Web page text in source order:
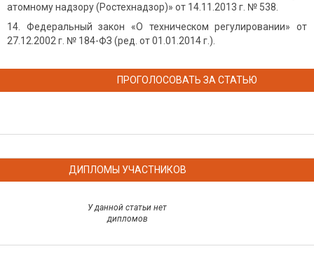
атомному надзору (Ростехнадзор)» от 14.11.2013 г. № 538.
Федеральный закон «О техническом регулировании» от
27.12.2002 г. № 184-ФЗ (ред. от 01.01.2014 г.).
ПРОГОЛОСОВАТЬ ЗА СТАТЬЮ
ДИПЛОМЫ УЧАСТНИКОВ
У данной статьи нет
дипломов